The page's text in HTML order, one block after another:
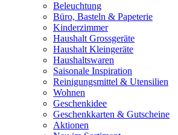
Beleuchtung
Büro, Basteln & Papeterie
Kinderzimmer
Haushalt Grossgeräte
Haushalt Kleingeräte
Haushaltswaren
Saisonale Inspiration
Reinigungsmittel & Utensilien
Wohnen
Geschenkidee
Geschenkkarten & Gutscheine
Aktionen